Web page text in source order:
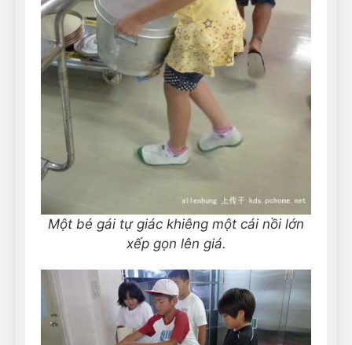
Một bé gái tự giác khiêng một cái nồi lớn
xếp gọn lên giá.